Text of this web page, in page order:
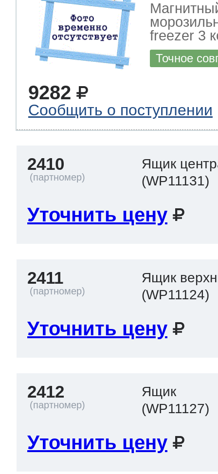
freezer 3
Точное
9282
Сообщить о поступлении
2410
Ящик
(WP11131)
Уточнить цену
2411
Ящик
(WP11124)
Уточнить цену
2412
Ящик
(WP11127)
Уточнить цену